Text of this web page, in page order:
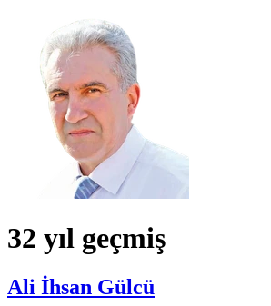
32 yıl geçmiş
Ali İhsan Gülcü